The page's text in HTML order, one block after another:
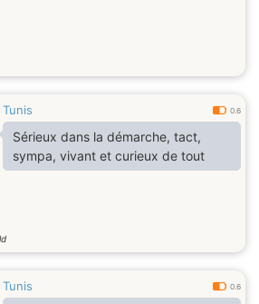
Tunis 0.6
Sérieux dans la démarche, tact,
sympa, vivant et curieux de tout
Tunis 0.6